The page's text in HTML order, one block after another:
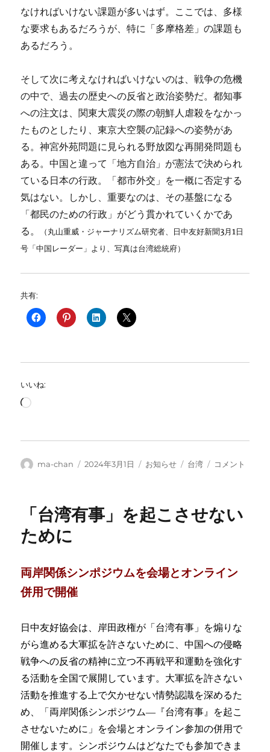
なければいけない課題が多いはず。ここでは、多様
な要求もあるだろうが、特に「多摩格差」の課題も
あるだろう。
そして次に考えなければいけないのは、戦争の危機
の中で、過去の歴史への反省と政治姿勢だ。都知事
への注文は、関東大震災の際の朝鮮人虐殺をなかっ
たものとしたり、東京大空襲の記録への姿勢があ
る。神宮外苑問題に見られる野放図な再開発問題も
ある。中国と違って「地方自治」が憲法で決められ
ている日本の行政。「都市外交」を一概に否定する
気はない。しかし、重要なのは、その基盤になる
「都民のための行政」がどう貫かれていくかであ
る。
（丸山重威・ジャーナリズム研究者、日中友好新聞3月1日
号「中国レーダー」より、写真は台湾総統府）
共有:
いいね:
読
中…
投
ma-chan
投
2024年3月1日
カ
ー
お知らせ
タ
台湾
小
事
の
問
コメント
「台湾有事」を起こさせない
ために
両岸関係シンポジウムを会場とオンライン
併用で開催
日中友好協会は、岸田政権が「台湾有事」を煽りな
がら進める大軍拡を許さないために、中国への侵略
戦争への反省の精神に立つ不再戦平和運動を強化す
る活動を全国で展開しています。大軍拡を許さない
活動を推進する上で欠かせない情勢認識を深めるた
め、「両岸関係シンポジウム―『台湾有事』を起こ
させないために」を会場とオンライン参加の併用で
開催します。シンポジウムはどなたでも参加できま